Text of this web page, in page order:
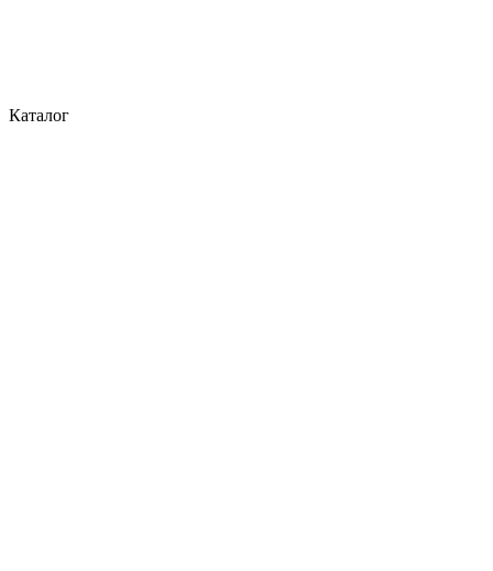
Каталог